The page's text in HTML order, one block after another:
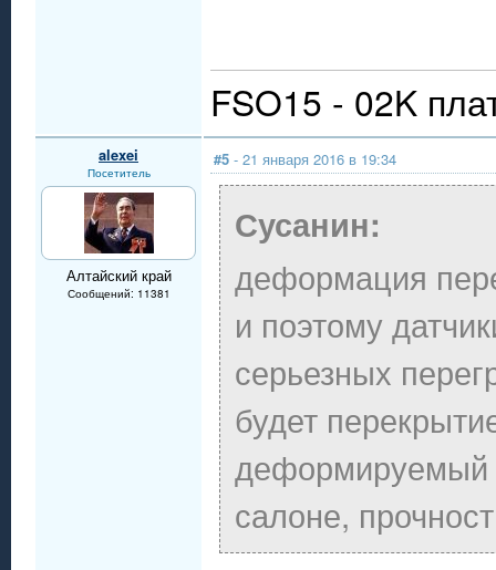
FSO15 - 02K
alexei
Посетитель
Алтайский край
Сообщений: 11381
#5 - 21 января 2016 в 19:34
Сусанин:
деформация
и поэтому
серьезных
будет
деформируемый
салоне,